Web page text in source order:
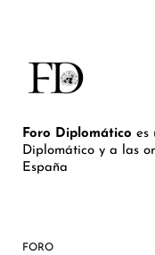
Foro Diplomático es
Diplomático y a las
España
FORO